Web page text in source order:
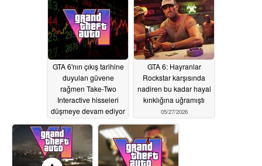
GTA 6'nın çıkış tarihine
duyulan güvene
rağmen Take-Two
Interactive hisseleri
düşmeye devam ediyor
05/28/2026
GTA 6: Hayranlar
Rockstar karşısında
nadiren bu kadar hayal
kırıklığına uğramıştı
05/27/2026